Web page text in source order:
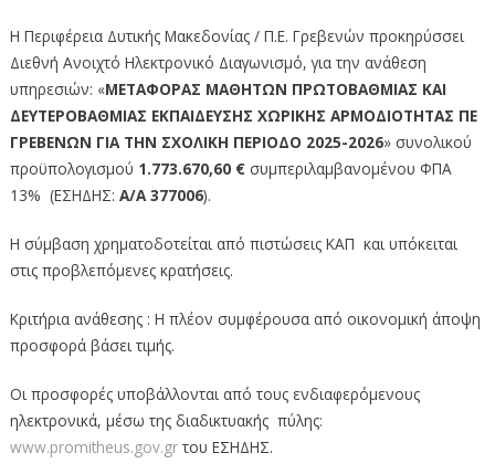
Η Περιφέρεια Δυτικής Μακεδονίας / Π.Ε. Γρεβενών προκηρύσσει
Διεθνή Aνοιχτό Hλεκτρονικό Διαγωνισμό, για την ανάθεση
υπηρεσιών: «ΜΕΤΑΦΟΡΑΣ ΜΑΘΗΤΩΝ ΠΡΩΤΟΒΑΘΜΙΑΣ ΚΑΙ
ΔΕΥΤΕΡΟΒΑΘΜΙΑΣ ΕΚΠΑΙΔΕΥΣΗΣ XΩΡΙΚΗΣ ΑΡΜΟΔΙΟΤΗΤΑΣ ΠΕ
ΓΡΕΒΕΝΩΝ ΓΙΑ ΤΗΝ ΣΧΟΛΙΚΗ ΠΕΡΙΟΔΟ 2025-2026» συνολικού
προϋπολογισμού 1.773.670,60 €συμπεριλαμβανομένου ΦΠΑ
13% (ΕΣΗΔΗΣ: Α/Α 377006).
Η σύμβαση χρηματοδοτείται από πιστώσεις ΚΑΠ και υπόκειται
στις προβλεπόμενες κρατήσεις.
Κριτήρια ανάθεσης : Η πλέον συμφέρουσα από οικονομική άποψη
προσφορά βάσει τιμής.
Οι προσφορές υποβάλλονται από τους ενδιαφερόμενους
ηλεκτρονικά, μέσω της διαδικτυακής πύλης:
www.promitheus.gov.grτου ΕΣΗΔΗΣ.